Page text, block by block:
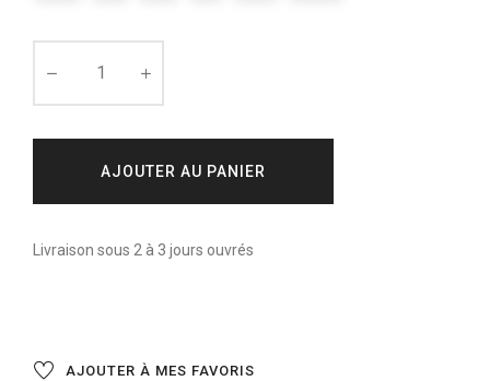
AJOUTER AU PANIER
Livraison sous 2 à 3 jours ouvrés
AJOUTER À MES FAVORIS